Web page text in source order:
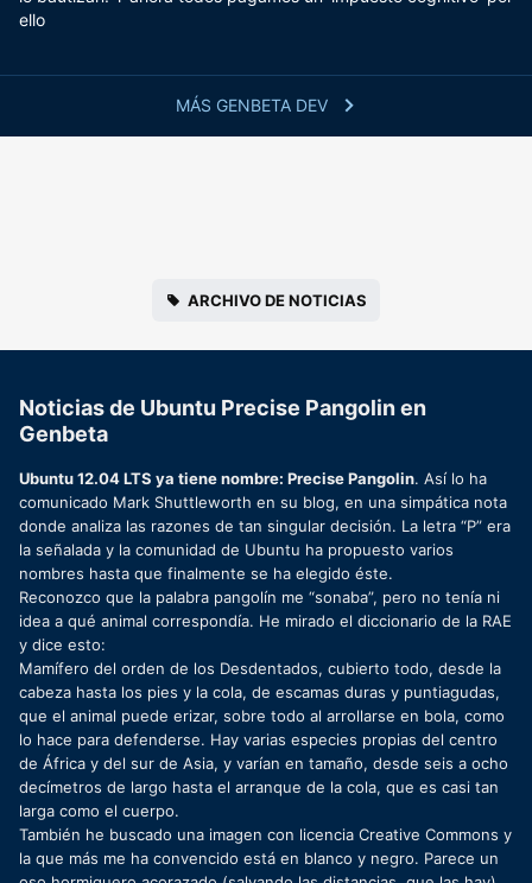
MÁS GENBETA DEV
ello
ARCHIVO DE NOTICIAS
Noticias de Ubuntu Precise Pangolin en
Genbeta
Ubuntu 12.04 LTS ya tiene nombre: Precise Pangolin. Así lo ha
comunicado Mark Shuttleworth en su blog, en una simpática nota
donde analiza las razones de tan singular decisión. La letra “P” era
la señalada y la comunidad de Ubuntu ha propuesto varios
nombres hasta que finalmente se ha elegido éste.
Reconozco que la palabra pangolín me “sonaba”, pero no tenía ni
idea a qué animal correspondía. He mirado el diccionario de la RAE
y dice esto:
Mamífero del orden de los Desdentados, cubierto todo, desde la
cabeza hasta los pies y la cola, de escamas duras y puntiagudas,
que el animal puede erizar, sobre todo al arrollarse en bola, como
lo hace para defenderse. Hay varias especies propias del centro
de África y del sur de Asia, y varían en tamaño, desde seis a ocho
decímetros de largo hasta el arranque de la cola, que es casi tan
larga como el cuerpo.
También he buscado una imagen con licencia Creative Commons y
la que más me ha convencido está en blanco y negro. Parece un